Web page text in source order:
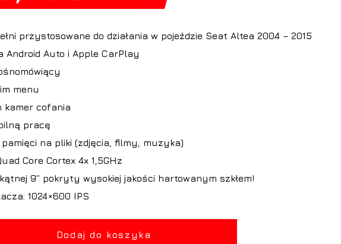
przystosowane do działania w pojeździe Seat Altea 2004 – 2015
Auto i Apple CarPlay
menu
kamer cofania
pracę
na pliki (zdjęcia, filmy, muzyka)
Core Cortex 4x 1,5GHz
9” pokryty wysokiej jakości hartowanym szkłem!
1024×600 IPS
Dodaj do koszyka